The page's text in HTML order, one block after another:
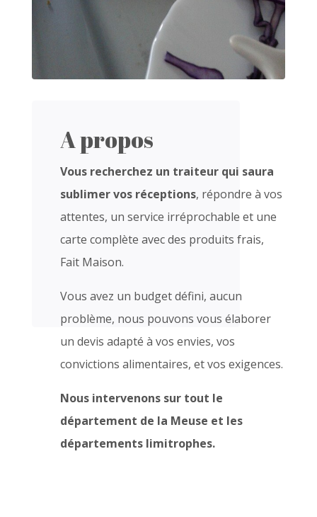
A propos
Vous recherchez un traiteur qui saura
sublimer vos réceptions, répondre à vos
attentes, un service irréprochable et une
carte complète avec des produits frais,
Fait Maison.
Vous avez un budget défini, aucun
problème, nous pouvons vous élaborer
un devis adapté à vos envies, vos
convictions alimentaires, et vos exigences.
Nous intervenons sur tout le
département de la Meuse et les
départements limitrophes.